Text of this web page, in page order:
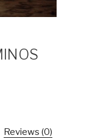
Reviews (0)